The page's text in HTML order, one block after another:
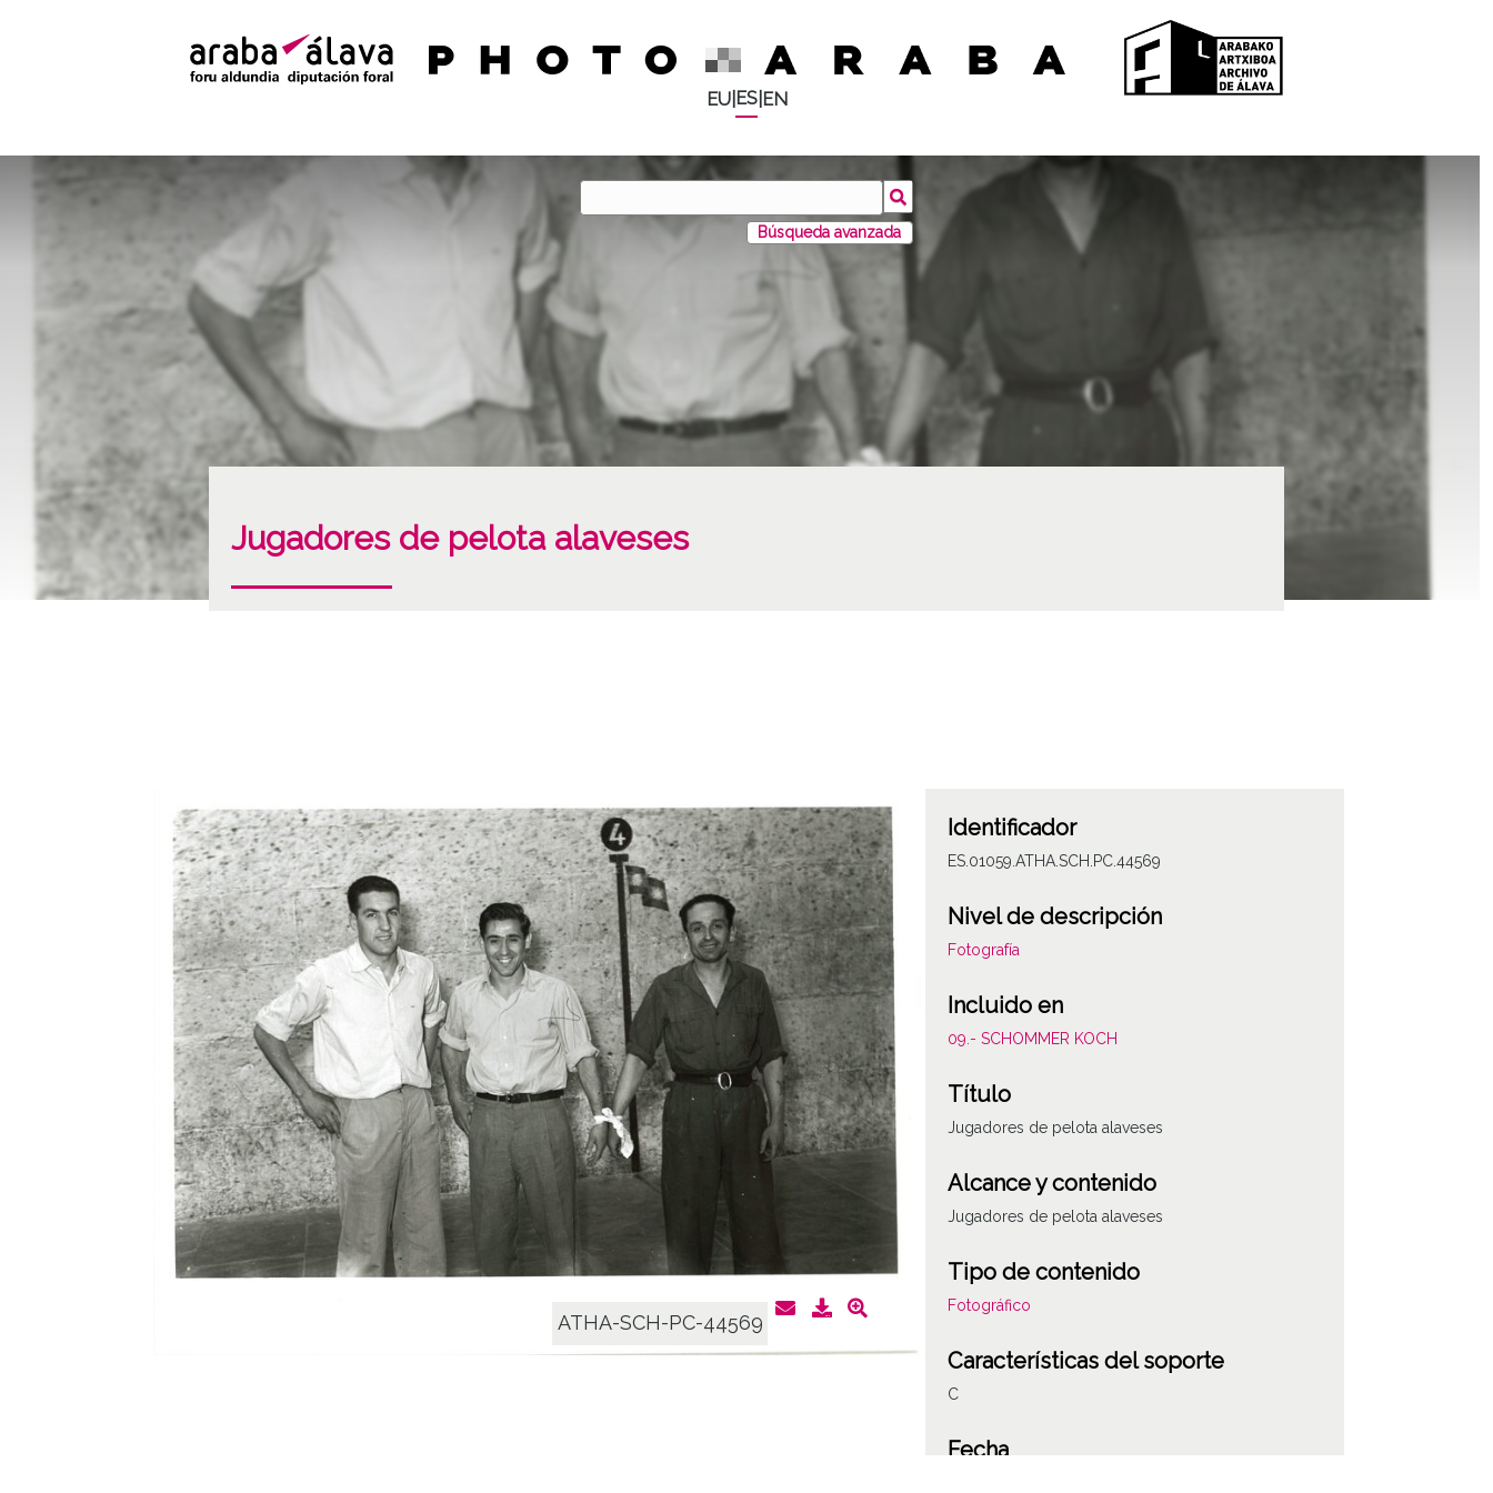
EU| ES| EN
Búsqueda avanzada
Jugadores de pelota alaveses
ATHA-SCH-PC-44569
Identificador
ES.01059.ATHA.SCH.PC.44569
Nivel de descripción
Fotografía
Incluido en
09.- SCHOMMER KOCH
Título
Jugadores de pelota alaveses
Alcance y contenido
Jugadores de pelota alaveses
Tipo de contenido
Fotográfico
Características del soporte
C
Fecha